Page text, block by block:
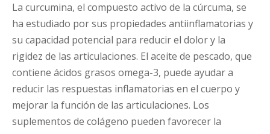
La curcumina, el compuesto activo de la cúrcuma, se
ha estudiado por sus propiedades antiinflamatorias y
su capacidad potencial para reducir el dolor y la
rigidez de las articulaciones. El aceite de pescado, que
contiene ácidos grasos omega-3, puede ayudar a
reducir las respuestas inflamatorias en el cuerpo y
mejorar la función de las articulaciones. Los
suplementos de colágeno pueden favorecer la